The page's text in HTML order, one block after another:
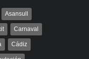
Asansull
Carnaval
Cádiz